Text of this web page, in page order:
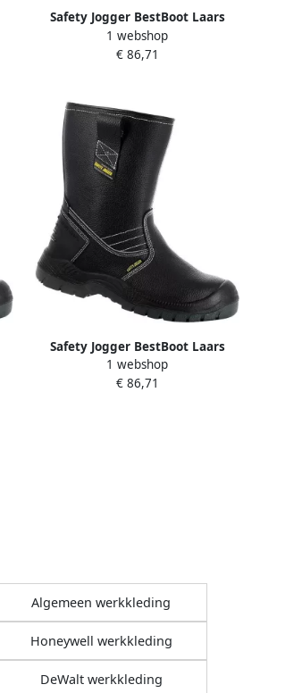
Safety Jogger BestBoot Laars
Hoog S3 Zwart 00.118.032.40
1 webshop
€ 86,71
Safety Jogger BestBoot Laars
Hoog S3 Zwart 00.118.032.39
1 webshop
€ 86,71
Algemeen werkkleding
Honeywell werkkleding
DeWalt werkkleding